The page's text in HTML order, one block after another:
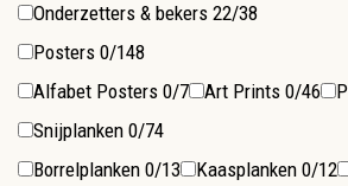
Onderzetters & bekers 22/38
Posters 0/148
Alfabet Posters 0/7 Art Prints 0/46
Snijplanken 0/74
Borrelplanken 0/13 Kaasplanken 0/12